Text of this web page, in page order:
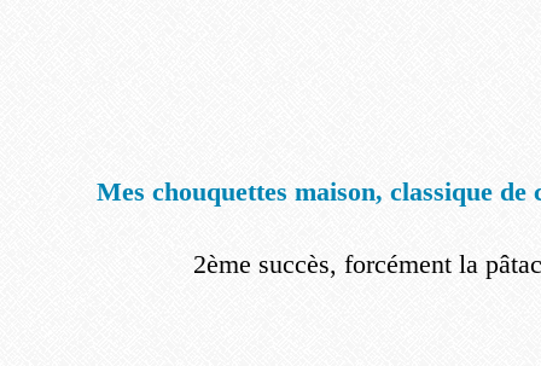
Mes chouquettes maison, classique de
2ème succès, forcément la